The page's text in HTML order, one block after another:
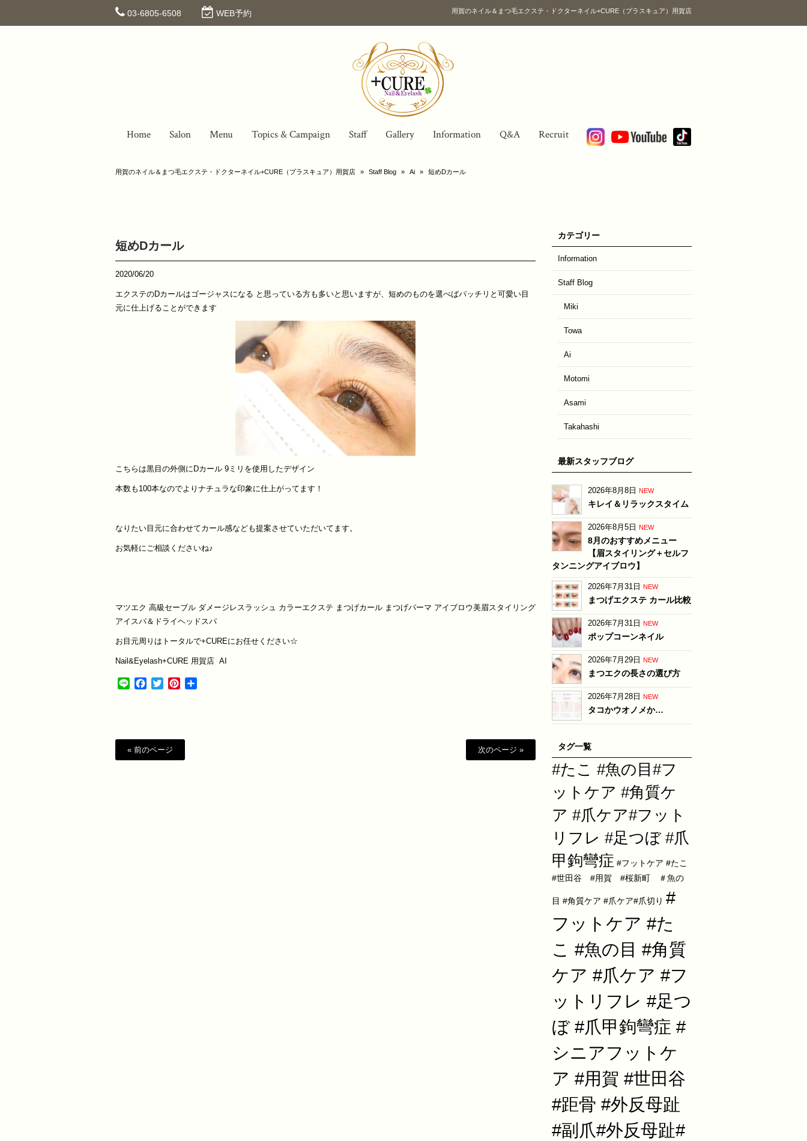
03-6805-6508 WEB予約 用賀のネイル＆まつ毛エクステ・ドクターネイル+CURE（プラスキュア）用賀店
Home Salon Menu Topics & Campaign Staff Gallery Information Q&A Recruit
用賀のネイル＆まつ毛エクステ・ドクターネイル+CURE（プラスキュア）用賀店 » Staff Blog » Ai » 短めDカール
短めDカール
2020/06/20
エクステのDカールはゴージャスになる と思っている方も多いと思いますが、短めのものを選べばパッチリと可愛い目
元に仕上げることができます
こちらは黒目の外側にDカール 9ミリを使用したデザイン
本数も100本なのでよりナチュラな印象に仕上がってます！
なりたい目元に合わせてカール感なども提案させていただいてます。
お気軽にご相談くださいね♪
マツエク 高級セーブル ダメージレスラッシュ カラーエクステ まつげカール まつげパーマ アイブロウ美眉スタイリング
アイスパ＆ドライヘッドスパ
お目元周りはトータルで+CUREにお任せください☆
Nail&Eyelash+CURE 用賀店 AI
Line Facebook
TwitterPinterest
« 前のページ 次のページ »
カテゴリー
Information
Staff Blog
Miki
Towa
Ai
Motomi
Asami
Takahashi
最新スタッフブログ
2026年8月8日 NEW
キレイ＆リラックスタイム
2026年8月5日 NEW
8月のおすすめメニュー
【眉スタイリング＋セルフ
タンニングアイブロウ】
2026年7月31日 NEW
まつげエクステ カール比較
2026年7月31日 NEW
ポップコーンネイル
2026年7月29日 NEW
まつエクの長さの選び方
2026年7月28日 NEW
タコかウオノメか…
タグ一覧
#たこ #魚の目#フ
ットケア #角質ケ
ア #爪ケア#フット
リフレ #足つぼ #爪
甲鉤彎症 #フットケア #たこ
#世田谷 #用賀 #桜新町 ＃魚の
目 #角質ケア #爪ケア#爪切り #
フットケア #た
こ #魚の目 #角質
ケア #爪ケア #フ
ットリフレ #足つ
ぼ #爪甲鉤彎症 #
シニアフットケ
ア #用賀 #世田谷
#距骨 #外反母趾
#副爪#外反母趾#